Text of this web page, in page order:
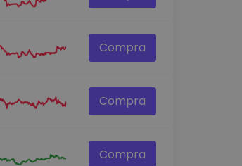
Compra
Compra
Compra